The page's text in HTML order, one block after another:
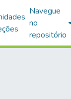
Navegue
no
repositório